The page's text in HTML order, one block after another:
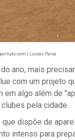
| Luccas Paiva
ano, mais
com um projeto
em algo além de
pela cidade.
que dispõe de
intenso para